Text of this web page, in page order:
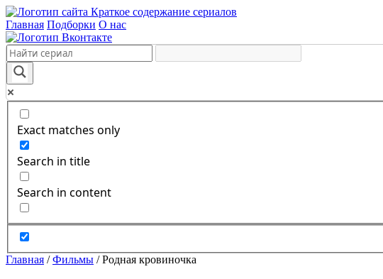
Краткое содержание сериалов
Главная Подборки О нас
Exact matches only
Search in title
Search in content
Главная /Фильмы /Родная кровиночка